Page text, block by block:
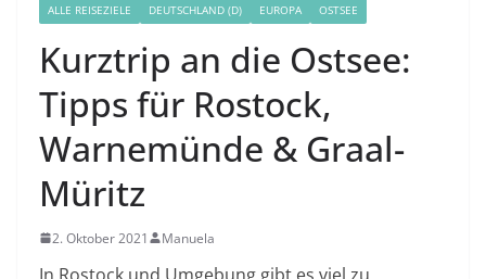
ALLE REISEZIELE DEUTSCHLAND (D) EUROPA OSTSEE
Kurztrip an die Ostsee:
Tipps für Rostock,
Warnemünde & Graal-
Müritz
2. Oktober 2021 Manuela